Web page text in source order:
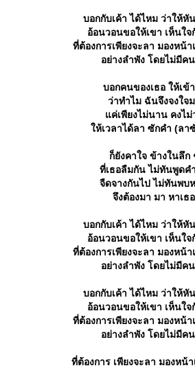
บอกกับเค้า ได้ไหม ว่าให้หั
อ้อนวอนขอให้เขา เห็นใจ
ที่ต้องการเพียงจะลา มองหน้า
อย่างลำพัง โดยไม่มีค
บอกคนของเธอ ให้เข้
ว่าทำไม ฉันจึงจงใจ
ค่เพียงไม่นาน คงไม่
ห้เวลาได้ลา ซักคำ (ลา
ก็ยังคาใจ ข้างในลึก
ที่เธอลืมกัน ไม่ทันพูดค
จืดจางกันไป ไม่ทันพบ
จึงต้องมา มา หาเธอ
บอกกับเค้า ได้ไหม ว่าให้หั
อ้อนวอนขอให้เขา เห็นใจ
ที่ต้องการเพียงจะลา มองหน้า
อย่างลำพัง โดยไม่มีค
บอกกับเค้า ได้ไหม ว่าให้หั
อ้อนวอนขอให้เขา เห็นใจ
ที่ต้องการเพียงจะลา มองหน้า
อย่างลำพัง โดยไม่มีค
ที่ต้องการ เพียงจะลา มองหน้า